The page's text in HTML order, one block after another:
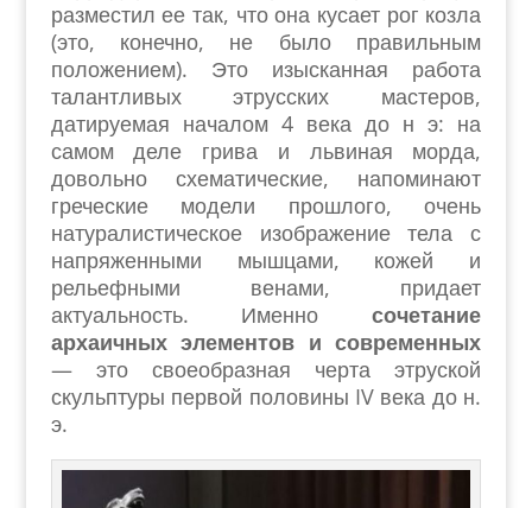
разместил ее так, что она кусает рог козла
(это, конечно, не было правильным
положением). Это изысканная работа
талантливых этрусских мастеров,
датируемая началом 4 века до н э: на
самом деле грива и львиная морда,
довольно схематические, напоминают
греческие модели прошлого, очень
натуралистическое изображение тела с
напряженными мышцами, кожей и
рельефными венами, придает
актуальность. Именносочетание
архаичных элементов и современных
— это своеобразная черта этруской
скульптуры первой половины IV века до н.
э.